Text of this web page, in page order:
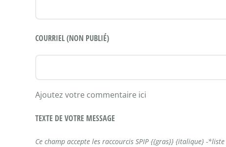
COURRIEL (NON PUBLIÉ)
Ajoutez votre commentaire ici
TEXTE DE VOTRE MESSAGE
Ce champ accepte les raccourcis SPIP {{gras}} {italique} -*liste